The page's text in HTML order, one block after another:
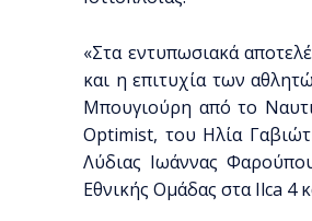
«Στα εντυπωσιακά
και η επιτυχία των
Μπουγιούρη από το
Optimist, του Ηλία
Λύδιας Ιωάννας
Εθνικής Ομάδας στα Ilca 4